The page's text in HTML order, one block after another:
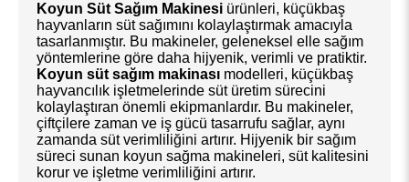
Koyun Süt Sağım Makinesi ürünleri, küçükbaş
hayvanların süt sağımını kolaylaştırmak amacıyla
tasarlanmıştır. Bu makineler, geleneksel elle sağım
yöntemlerine göre daha hijyenik, verimli ve pratiktir.
Koyun süt sağım makinası modelleri, küçükbaş
hayvancılık işletmelerinde süt üretim sürecini
kolaylaştıran önemli ekipmanlardır. Bu makineler,
çiftçilere zaman ve iş gücü tasarrufu sağlar, aynı
zamanda süt verimliliğini artırır. Hijyenik bir sağım
süreci sunan koyun sağma makineleri, süt kalitesini
korur ve işletme verimliliğini artırır.